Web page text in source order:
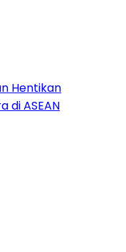
Hentikan
di ASEAN